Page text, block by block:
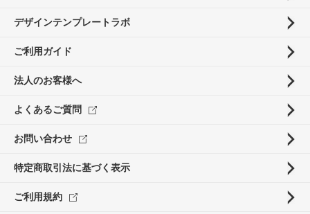
デザインテンプレートラボ
ご利用ガイド
法人のお客様へ
よくあるご質問
お問い合わせ
特定商取引法に基づく表示
ご利用規約